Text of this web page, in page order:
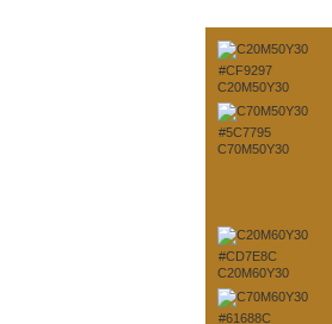
#CF9297
C20M50Y30
#5C7795
C70M50Y30
#CD7E8C
C20M60Y30
#61688C